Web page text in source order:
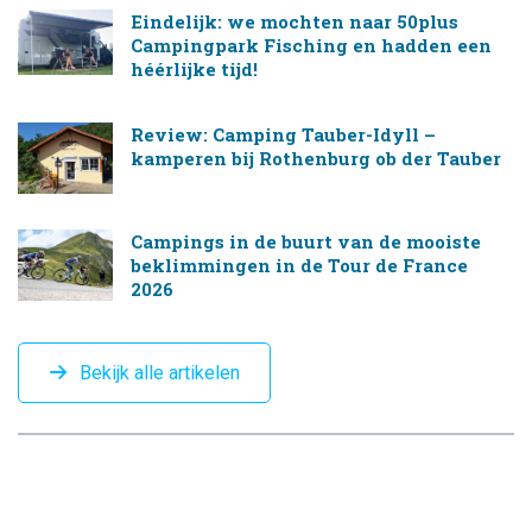
Eindelijk: we mochten naar 50plus
Campingpark Fisching en hadden een
héérlijke tijd!
Review: Camping Tauber-Idyll –
kamperen bij Rothenburg ob der Tauber
Campings in de buurt van de mooiste
beklimmingen in de Tour de France
2026
Bekijk alle artikelen